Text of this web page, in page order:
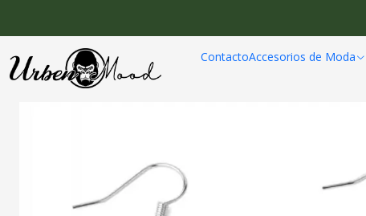
ContactoAccesorios de Moda